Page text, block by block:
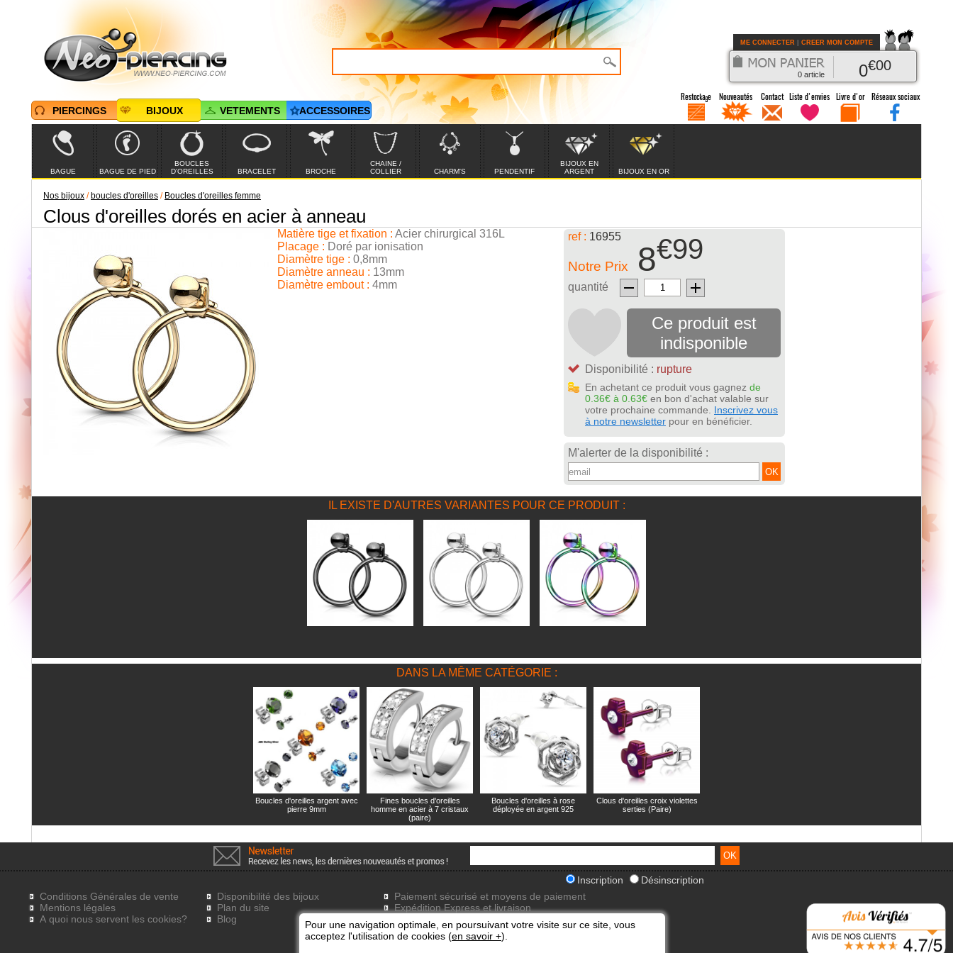
0 article 0€00
ME CONNECTER CREER MON COMPTE
PIERCINGS BIJOUX
BAGUE BAGUE DE PIED
BOUCLES
D'OREILLES
BRACELET BROCHE
CHAINE /
COLLIER
CHARM'S PENDENTIF
BIJOUX EN
ARGENT
BIJOUX EN OR
VETEMENTS ACCESSOIRES
Nos bijoux / boucles d'oreilles / Boucles d'oreilles femme
Clous d'oreilles dorés en acier à anneau
ref : 16955
Notre Prix 8€99
quantité
Ce produit est
indisponible
Disponibilité : rupture
En achetant ce produit vous gagnez de
0.36€ à 0.63€ en bon d'achat valable sur
votre prochaine commande. Inscrivez vous
à notre newsletter pour en bénéficier.
M'alerter de la disponibilité :
OK
Matière tige et fixation : Acier chirurgical 316L
Placage : Doré par ionisation
Diamètre tige : 0,8mm
Diamètre anneau : 13mm
Diamètre embout : 4mm
IL EXISTE D'AUTRES VARIANTES POUR CE PRODUIT :
DANS LA MÊME CATÉGORIE :
Boucles d'oreilles argent avec
pierre 9mm
Fines boucles d'oreilles
homme en acier à 7 cristaux
(paire)
Boucles d'oreilles à rose
déployée en argent 925
Clous d'oreilles croix violettes
serties (Paire)
Inscription
Désinscription
Conditions Générales de vente
Mentions légales
A quoi nous servent les cookies?
Disponibilité des bijoux
Plan du site
Blog
Paiement sécurisé et moyens de paiement
Expédition Express et livraison
Frais de port gratuits
Pour une navigation optimale, en poursuivant votre visite sur ce site, vous
acceptez l'utilisation de cookies (en savoir +).